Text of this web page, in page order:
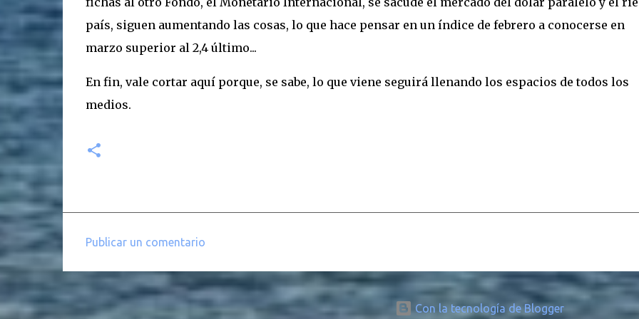
país, siguen aumentando las cosas, lo que hace pensar en un índice de febrero a conocerse en
marzo superior al 2,4 último...
En fin, vale cortar aquí porque, se sabe, lo que viene seguirá llenando los espacios de todos los
medios.
m
Publicar un comentario
Con la tecnología de Blogger